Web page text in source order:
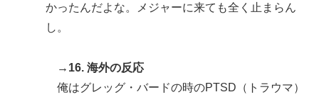
かったんだよな。メジャーに来ても全く止まらん
し。
→16. 海外の反応
俺はグレッグ・バードの時のPTSD（トラウマ）